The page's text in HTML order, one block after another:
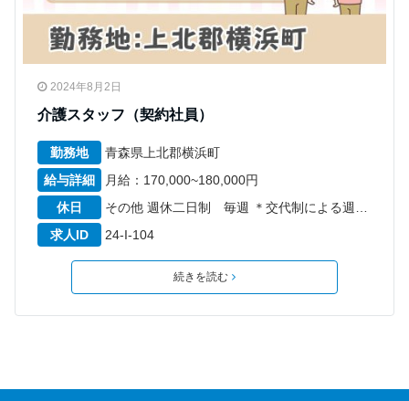
2024年8月2日
介護スタッフ（契約社員）
勤務地
青森県上北郡横浜町
給与詳細
月給：170,000~180,000円
休日
求人ID
24-I-104
続きを読む